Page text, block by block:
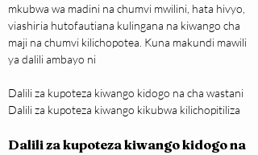
mkubwa wa madini na chumvi mwilini, hata hivyo,
viashiria hutofautiana kulingana na kiwango cha
maji na chumvi kilichopotea. Kuna makundi mawili
ya dalili ambayo ni
Dalili za kupoteza kiwango kidogo na cha wastani
Dalili za kupoteza kiwango kikubwa kilichopitiliza
Dalili za kupoteza kiwango kidogo na